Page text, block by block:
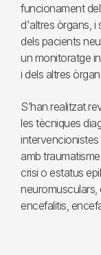
funcionament
d'altres òrgans, i
dels pacients
un monitoratge
i dels altres
S’han realitzat
les tècniques
amb
crisi o estatus
encefalitis,